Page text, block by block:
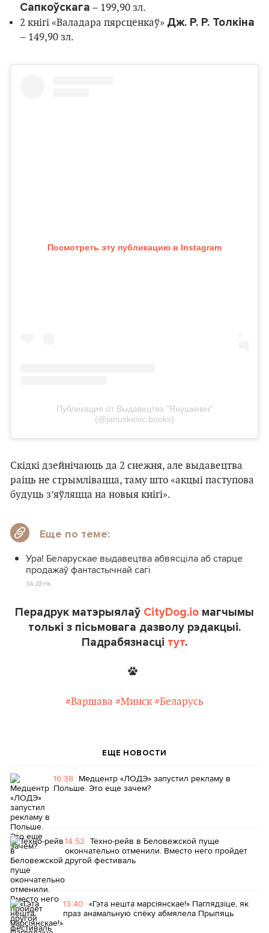
Сапкоўскага – 199,90 зл.
2 кнігі «Валадара пярсцёнкаў» Дж. Р. Р. Толкіна
– 149,90 зл.
Посмотреть эту публикацию в Instagram
Публикация от Выдавецтва "Янушкевіч"
(@januskevic.books)
Скідкі дзейнічаюць да 2 снежня, але выдавецтва
раіць не стрымлівацца, таму што «акцыі паступова
будуць з’яўляцца на новыя кнігі».
Еще по теме:
Ура! Беларускае выдавецтва абвясціла аб старце
продажаў фантастычнай сагі
ЗА ДЕНЬ
Перадрук матэрыялаў CityDog.io магчымы
толькі з пісьмовага дазволу рэдакцыі.
Падрабязнасці тут.
#Варшава #Минск #Беларусь
ЕЩЕ НОВОСТИ
16:38 Медцентр «ЛОДЭ» запустил рекламу в
Польше. Это еще зачем?
14:52 Техно-рейв в Беловежской пуще
окончательно отменили. Вместо него пройдет
другой фестиваль
13:40 «Гэта нешта марсіянскае!» Паглядзіце, як
праз анамальную спёку абмялела Прыпяць